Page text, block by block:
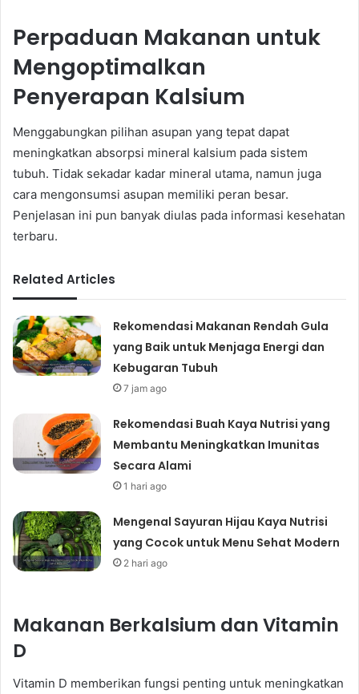
Perpaduan Makanan untuk
Mengoptimalkan
Penyerapan Kalsium
Menggabungkan pilihan asupan yang tepat dapat
meningkatkan absorpsi mineral kalsium pada sistem
tubuh. Tidak sekadar kadar mineral utama, namun juga
cara mengonsumsi asupan memiliki peran besar.
Penjelasan ini pun banyak diulas pada informasi kesehatan
terbaru.
Related Articles
Rekomendasi Makanan Rendah Gula
yang Baik untuk Menjaga Energi dan
Kebugaran Tubuh
7 jam ago
Rekomendasi Buah Kaya Nutrisi yang
Membantu Meningkatkan Imunitas
Secara Alami
1 hari ago
Mengenal Sayuran Hijau Kaya Nutrisi
yang Cocok untuk Menu Sehat Modern
2 hari ago
Makanan Berkalsium dan Vitamin
D
Vitamin D memberikan fungsi penting untuk meningkatkan